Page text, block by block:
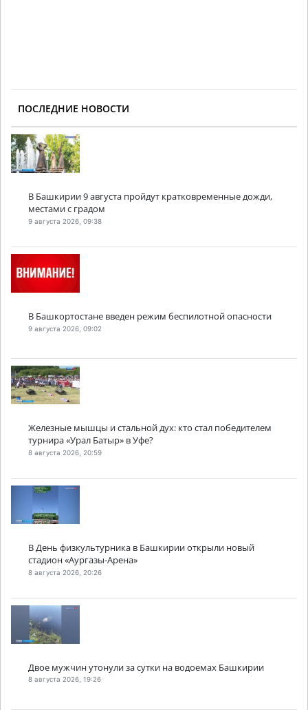
ПОСЛЕДНИЕ НОВОСТИ
В Башкирии 9 августа пройдут кратковременные дожди,
местами с градом
9 августа 2026, 09:38
В Башкортостане введен режим беспилотной опасности
9 августа 2026, 09:02
Железные мышцы и стальной дух: кто стал победителем
турнира «Урал Батыр» в Уфе?
8 августа 2026, 20:59
В День физкультурника в Башкирии открыли новый
стадион «Аургазы-Арена»
8 августа 2026, 20:26
Двое мужчин утонули за сутки на водоемах Башкирии
8 августа 2026, 19:26